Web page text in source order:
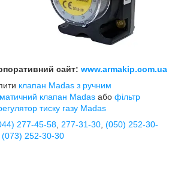
сайт: www.armakip.com.ua
клапан Madas з ручним
клапан Madas або фільтр
тиску газу Madas
277-45-58, 277-31-30, (050) 252-30-
(073) 252-30-30